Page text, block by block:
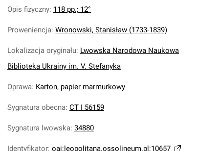
Opis fizyczny: 118 pp.; 12°
Proweniencja: Wronowski, Stanisław (1733-1839)
Lokalizacja oryginału: Lwowska Narodowa Naukowa
Biblioteka Ukrainy im. V. Stefanyka
Oprawa: Karton, papier marmurkowy
Sygnatura obecna: CT I 56159
Sygnatura lwowska: 34880
Identyfikator: oai:leopolitana.ossolineum.pl:10657